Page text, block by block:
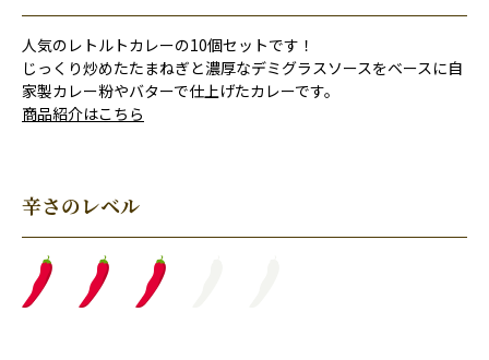
人気のレトルトカレーの10個セットです！
じっくり炒めたたまねぎと濃厚なデミグラスソースをベースに自
家製カレー粉やバターで仕上げたカレーです。
商品紹介はこちら
辛さのレベル